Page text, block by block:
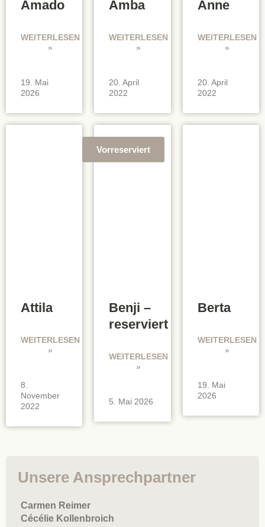
Unsere Ansprechpartner
Carmen Reimer
Cécélie Kollenbroich
Amado
WEITERLESEN
»
19. Mai
2026
Amba
WEITERLESEN
»
20. April
2022
Anne
WEITERLESEN
»
20. April
2022
Attila
WEITERLESEN
»
8.
November
2022
Vorreserviert
Benji –
reserviert
WEITERLESEN
»
5. Mai 2026
Berta
WEITERLESEN
»
19. Mai
2026